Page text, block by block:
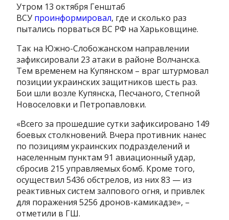
Утром 13 октября Генштаб
ВСУ проинформировал, где и сколько раз
пытались порваться ВС РФ на Харьковщине.
Так на Южно-Слобожанском направлении
зафиксировали 23 атаки в районе Волчанска.
Тем временем на Купянском – враг штурмовал
позиции украинских защитников шесть раз.
Бои шли возле Купянска, Песчаного, Степной
Новоселовки и Петропавловки.
«Всего за прошедшие сутки зафиксировано 149
боевых столкновений. Вчера противник нанес
по позициям украинских подразделений и
населенным пунктам 91 авиационный удар,
сбросив 215 управляемых бомб. Кроме того,
осуществил 5436 обстрелов, из них 83 — из
реактивных систем залпового огня, и привлек
для поражения 5256 дронов-камикадзе», –
отметили в ГШ.